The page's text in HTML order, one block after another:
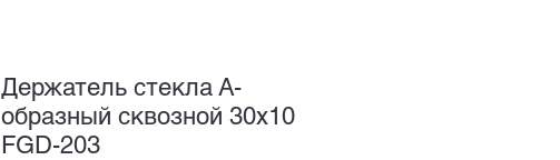
Держатель стекла А-
образный сквозной 30х10
FGD-203